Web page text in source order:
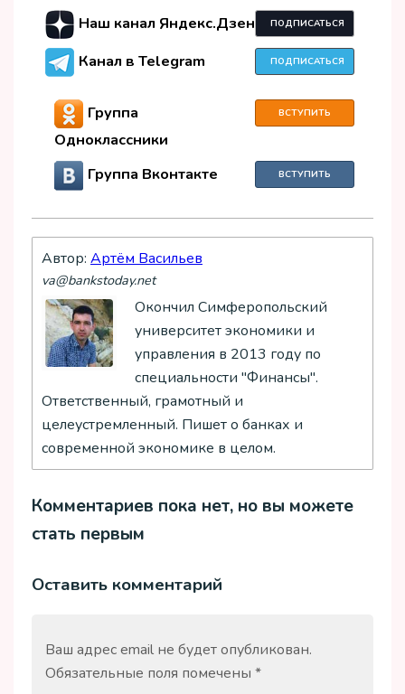
Наш канал Яндекс.Дзен ПОДПИСАТЬСЯ
Канал в Telegram ПОДПИСАТЬСЯ
Группа
Одноклассники
ВСТУПИТЬ
Группа Вконтакте ВСТУПИТЬ
Автор: Артём Васильев
va@bankstoday.net
Окончил Симферопольский
университет экономики и
управления в 2013 году по
специальности "Финансы".
Ответственный, грамотный и
целеустремленный. Пишет о банках и
современной экономике в целом.
Комментариев пока нет, но вы можете
стать первым
Оставить комментарий
Ваш адрес email не будет опубликован.
Обязательные поля помечены *